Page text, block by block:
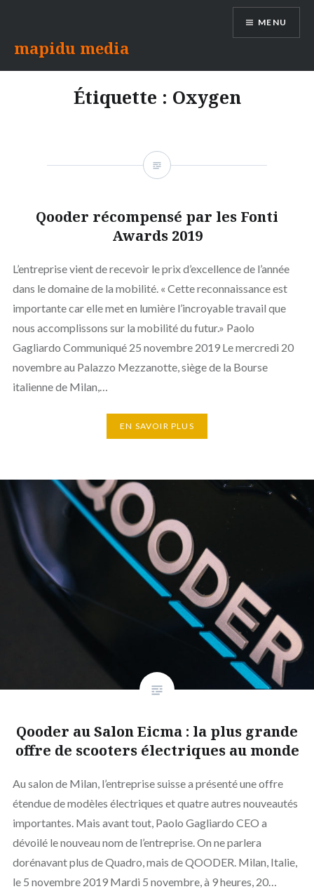
contenu
mapidu media
MENU
Étiquette : Oxygen
Qooder récompensé par les Fonti
Awards 2019
L’entreprise vient de recevoir le prix d’excellence de l’année
dans le domaine de la mobilité. « Cette reconnaissance est
importante car elle met en lumière l’incroyable travail que
nous accomplissons sur la mobilité du futur.» Paolo
Gagliardo Communiqué 25 novembre 2019 Le mercredi 20
novembre au Palazzo Mezzanotte, siège de la Bourse
italienne de Milan,…
EN SAVOIR PLUS
Qooder au Salon Eicma : la plus grande
offre de scooters électriques au monde
Au salon de Milan, l’entreprise suisse a présenté une offre
étendue de modèles électriques et quatre autres nouveautés
importantes. Mais avant tout, Paolo Gagliardo CEO a
dévoilé le nouveau nom de l’entreprise. On ne parlera
dorénavant plus de Quadro, mais de QOODER. Milan, Italie,
le 5 novembre 2019 Mardi 5 novembre, à 9 heures, 20…